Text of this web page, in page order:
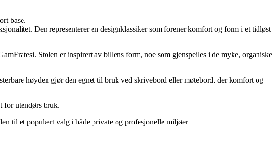
base.
Den representerer en designklassiker som forener komfort og form i et tidløst
Stolen er inspirert av billens form, noe som gjenspeiles i de myke, organiske
høyden gjør den egnet til bruk ved skrivebord eller møtebord, der komfort og
for utendørs bruk.
til et populært valg i både private og profesjonelle miljøer.